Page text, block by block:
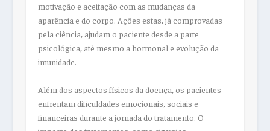
motivação e aceitação com as mudanças da
aparência e do corpo. Ações estas, já comprovadas
pela ciência, ajudam o paciente desde a parte
psicológica, até mesmo a hormonal e evolução da
imunidade.
Além dos aspectos físicos da doença, os pacientes
enfrentam dificuldades emocionais, sociais e
financeiras durante a jornada do tratamento. O